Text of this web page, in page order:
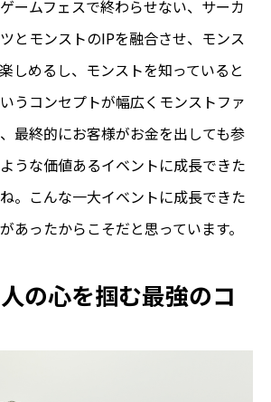
ームフェスで終わらせない、サーカ
とモンストのIPを融合させ、モンス
しめるし、モンストを知っていると
うコンセプトが幅広くモンストファ
最終的にお客様がお金を出しても参
うな価値あるイベントに成長できた
。こんな一大イベントに成長できた
あったからこそだと思っています。
の心を掴む最強のコ